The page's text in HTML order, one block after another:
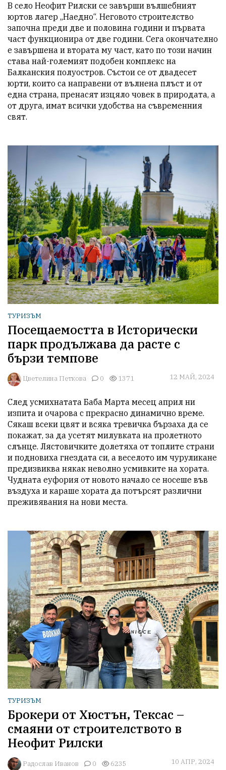
В село Неофит Рилски се завърши вълшебният
юртов лагер „Наедно“. Неговото строителство
започна преди две и половина години и първата
част функционира от две години. Сега окончателно
е завършена и втората му част, като по този начин
става най-големият подобен комплекс на
Балканския полуостров. Състои се от двадесет
юрти, които са направени от вълнена плъст и от
една страна, пренасят изцяло човек в природата, а
от друга, имат всички удобства на съвременния
свят.
ТУРИЗЪМ
Посещаемостта в Исторически
парк продължава да расте с
бързи темпове
Цветелина Петкова 0 1371 12 МАЙ, 2024
След усмихнатата Баба Марта месец април ни
изпита и очарова с прекрасно динамично време.
Сякаш всеки цвят и всяка тревичка бързаха да се
покажат, за да усетят милувката на пролетното
слънце. Лястовичките долетяха от топлите страни
и подновиха гнездата си, а веселото им чуруликане
предизвиква някак неволно усмивките на хората.
Чудната еуфория от новото начало се носеше във
въздуха и караше хората да потърсят различни
преживявания на нови места.
ТУРИЗЪМ
Брокери от Хюстън, Тексас –
смаяни от строителството в
Неофит Рилски
Радослав Иванов 0 6235 10 АПР, 2024